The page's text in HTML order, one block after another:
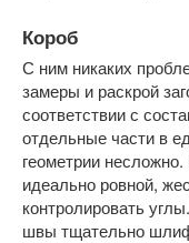
Короб
С ним никаких
замеры и раскрой
соответствии с
отдельные части в
геометрии
идеально ровной,
контролировать
швы тщательно